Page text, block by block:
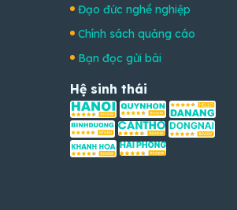
Đạo đức nghề nghiệp
Chính sách quảng cáo
Bạn đọc gửi bài
Hệ sinh thái